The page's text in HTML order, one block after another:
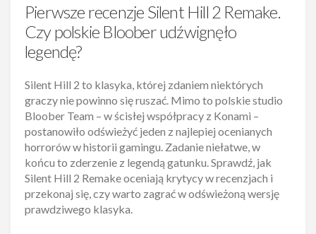
Pierwsze recenzje Silent Hill 2 Remake.
Czy polskie Bloober udźwignęło
legendę?
Silent Hill 2 to klasyka, której zdaniem niektórych
graczy nie powinno się ruszać. Mimo to polskie studio
Bloober Team – w ścisłej współpracy z Konami –
postanowiło odświeżyć jeden z najlepiej ocenianych
horrorów w historii gamingu. Zadanie niełatwe, w
końcu to zderzenie z legendą gatunku. Sprawdź, jak
Silent Hill 2 Remake oceniają krytycy w recenzjach i
przekonaj się, czy warto zagrać w odświeżoną wersję
prawdziwego klasyka.